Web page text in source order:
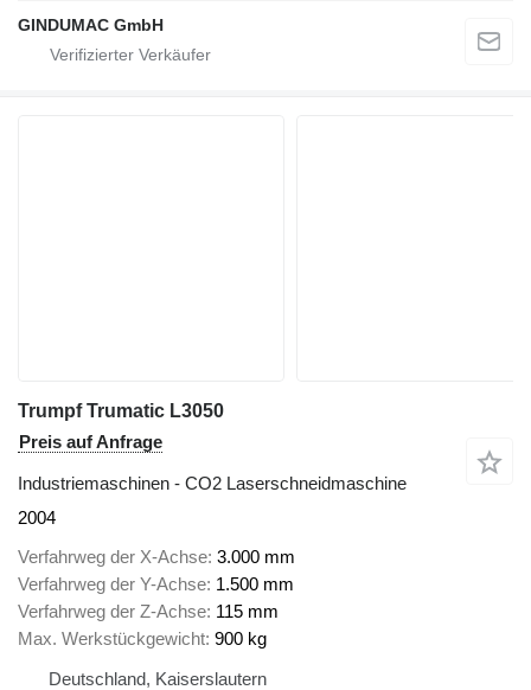
GINDUMAC GmbH
Trumpf Trumatic L3050
Preis auf Anfrage
Industriemaschinen - CO2 Laserschneidmaschine
2004
Verfahrweg der X-Achse 3.000 mm
Verfahrweg der Y-Achse 1.500 mm
Verfahrweg der Z-Achse 115 mm
Max. Werkstückgewicht 900 kg
Deutschland, Kaiserslautern